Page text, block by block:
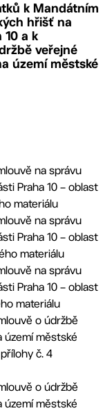
k Mandátním
hřišť na
10 a k
veřejné
území městské
na správu
Praha 10 – oblast
materiálu
na správu
Praha 10 – oblast
materiálu
na správu
Praha 10 – oblast
materiálu
o údržbě
území městské
č. 4
o údržbě
území městské